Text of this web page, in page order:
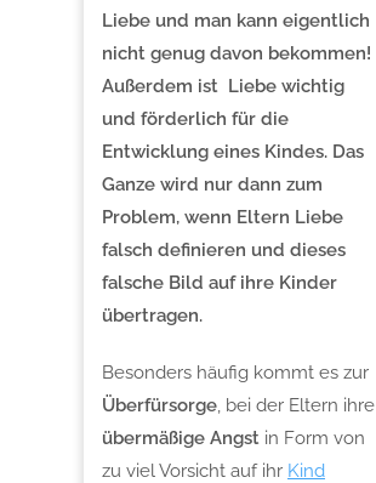
Liebe und man kann eigentlich
nicht genug davon bekommen!
Außerdem ist Liebe wichtig
und förderlich für die
Entwicklung eines Kindes. Das
Ganze wird nur dann zum
Problem, wenn Eltern Liebe
falsch definieren und dieses
falsche Bild auf ihre Kinder
übertragen.
Besonders häufig kommt es zur
Überfürsorge, bei der Eltern ihre
übermäßige Angst in Form von
zu viel Vorsicht auf ihr Kind